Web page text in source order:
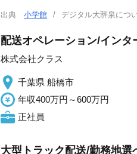
出典 小学館 デジタル大辞泉に
配送オペレーション/イン
株式会社クラス
千葉県 船橋市
年収400万円～600万円
正社員
大型トラック配送/勤務地選